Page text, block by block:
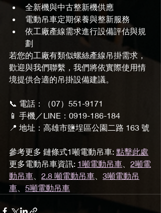
全新機與中古整新機供應
電動吊車定期保養與整新服務
依工廠產線需求進行設備評估與規
劃
若您的工廠有類似螺絲產線吊掛需求，
歡迎與我們聯繫，我們將依實際使用情
境提供合適的吊掛設備建議。
📞 電話：（07）551-9171
📱 手機／LINE：0919-186-184
📍 地址：高雄市鹽埕區公園二路 163 號
參考更多 鏈條式1噸電動吊車: 點擊此處
更多電動吊車資訊: 1噸電動吊車
2噸電
動吊車
2.8 噸電動吊車
3噸電動吊
車
5噸電動吊車